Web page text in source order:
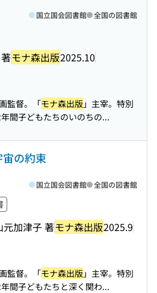
モナ森出版2025.10
国立国会図書館 全国の図書館
監督。「モナ森出版」主宰。特別
間子どもたちのいのちの...
の約束
元加津子 著モナ森出版2025.9
国立国会図書館 全国の図書館
監督。「モナ森出版」主宰。特別
間子どもたちと深く関わ...